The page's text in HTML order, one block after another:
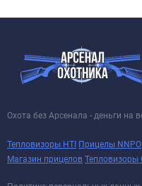
Охота без Арсенала - деньги на
Тепловизоры HTI Прицелы NNPO
Магазин прицелов Тепловизоры